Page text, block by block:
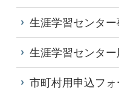
生涯学習センター
生涯学習センタ
市町村用申込フォ